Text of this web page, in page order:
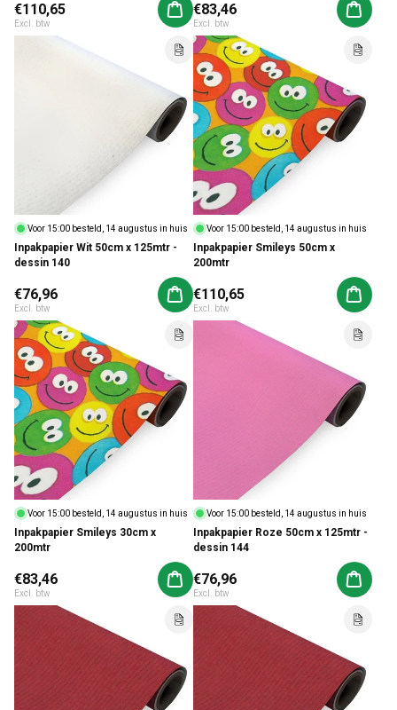
Normale prijs
€110,65
Excl. btw
Aan winkelwagen toevoegen
Normale prijs
€83,46
Excl. btw
Aan
Voor 15:00 besteld, 14 augustus in huis
Inpakpapier Wit 50cm x 125mtr -
dessin 140
Normale prijs
€76,96
Excl. btw
Aan winkelwagen toevoegen
Voor 15:00 besteld, 14 augustus in huis
Inpakpapier Smileys 50cm x
200mtr
Normale prijs
€110,65
Excl. btw
Aan
Voor 15:00 besteld, 14 augustus in huis
Inpakpapier Smileys 30cm x
200mtr
Normale prijs
€83,46
Excl. btw
Aan winkelwagen toevoegen
Voor 15:00 besteld, 14 augustus in huis
Inpakpapier Roze 50cm x 125mtr -
dessin 144
Normale prijs
€76,96
Excl. btw
Aan